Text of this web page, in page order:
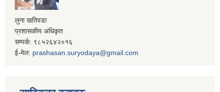
लुना खतिवडा
प्रशासकीय अधिकृत
सम्पर्क: ९८५२६४२०१६
ई-मेल: prashasan.suryodaya@gmail.com